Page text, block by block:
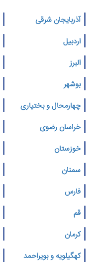
آذربایجان شرقی
اردبیل
البرز
بوشهر
چهارمحال و بختیاری
خراسان رضوی
خوزستان
سمنان
فارس
قم
کرمان
کهگیلویه و بویراحمد